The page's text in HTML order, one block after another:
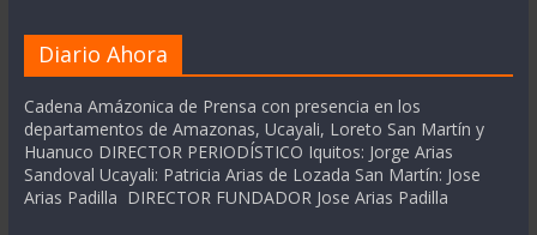
Diario Ahora
Cadena Amázonica de Prensa con presencia en los
departamentos de Amazonas, Ucayali, Loreto San Martín y
Huanuco DIRECTOR PERIODÍSTICO Iquitos: Jorge Arias
Sandoval Ucayali: Patricia Arias de Lozada San Martín: Jose
Arias Padilla DIRECTOR FUNDADOR Jose Arias Padilla